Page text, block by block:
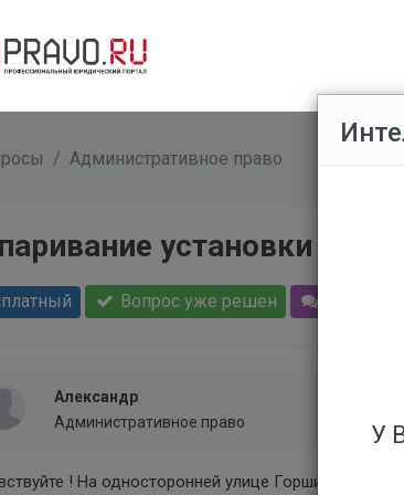
/ Административное право
установки
Вопрос уже решен
Александр
Административное право
! На односторонней улице Горшина в г.
У